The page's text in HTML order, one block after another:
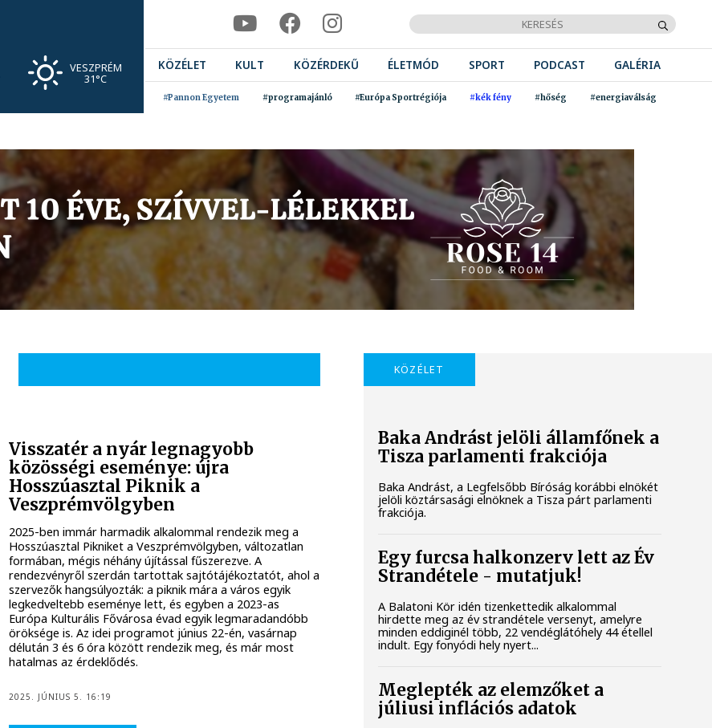
VESZPRÉM
31°C
KÖZÉLET KULT KÖZÉRDEKŰ ÉLETMÓD SPORT PODCAST GALÉRIA
#Pannon Egyetem #programajánló #Európa Sportrégiója #kék fény #hőség #energiaválság
Visszatér a nyár legnagyobb
közösségi eseménye: újra
Hosszúasztal Piknik a
Veszprémvölgyben
2025-ben immár harmadik alkalommal rendezik meg a
Hosszúasztal Pikniket a Veszprémvölgyben, változatlan
formában, mégis néhány újítással fűszerezve. A
rendezvényről szerdán tartottak sajtótájékoztatót, ahol a
szervezők hangsúlyozták: a piknik mára a város egyik
legkedveltebb eseménye lett, és egyben a 2023-as
Európa Kulturális Fővárosa évad egyik legmaradandóbb
öröksége is. Az idei programot június 22-én, vasárnap
délután 3 és 6 óra között rendezik meg, és már most
hatalmas az érdeklődés.
2025. JÚNIUS 5. 16:19
KÖZÉLET
Baka Andrást jelöli államfőnek a
Tisza parlamenti frakciója
Baka Andrást, a Legfelsőbb Bíróság korábbi elnökét
jelöli köztársasági elnöknek a Tisza párt parlamenti
frakciója.
Egy furcsa halkonzerv lett az Év
Strandétele - mutatjuk!
A Balatoni Kör idén tizenkettedik alkalommal
hirdette meg az év strandétele versenyt, amelyre
minden eddiginél több, 22 vendéglátóhely 44 étellel
indult. Egy fonyódi hely nyert...
Meglepték az elemzőket a
júliusi inflációs adatok